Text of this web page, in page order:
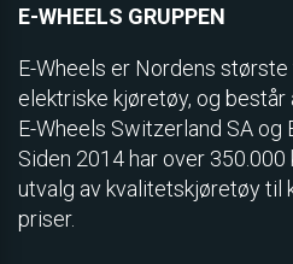
E-WHEELS GRUPPEN
E-Wheels er Nordens
elektriske kjøretøy, og består
E­-Wheels Switzerland SA og
Siden 2014 har over
utvalg av kvalitetskjøretøy til
priser.